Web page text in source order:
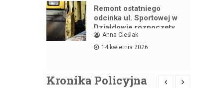
Remont ostatniego
odcinka ul. Sportowej w
Działdowie rozpoczęty
Anna Cieślak
14 kwietnia 2026
Kronika Policyjna